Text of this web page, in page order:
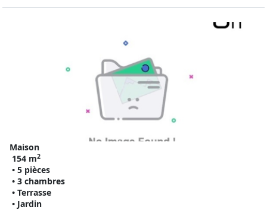
Maison
154 m2
• 5 pièces
• 3 chambres
• Terrasse
• Jardin